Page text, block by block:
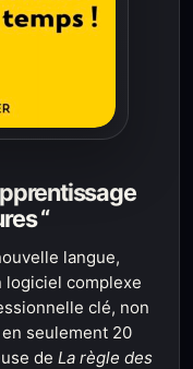
“
langue,
logiciel complexe
clé, non
seulement 20
de La règle des